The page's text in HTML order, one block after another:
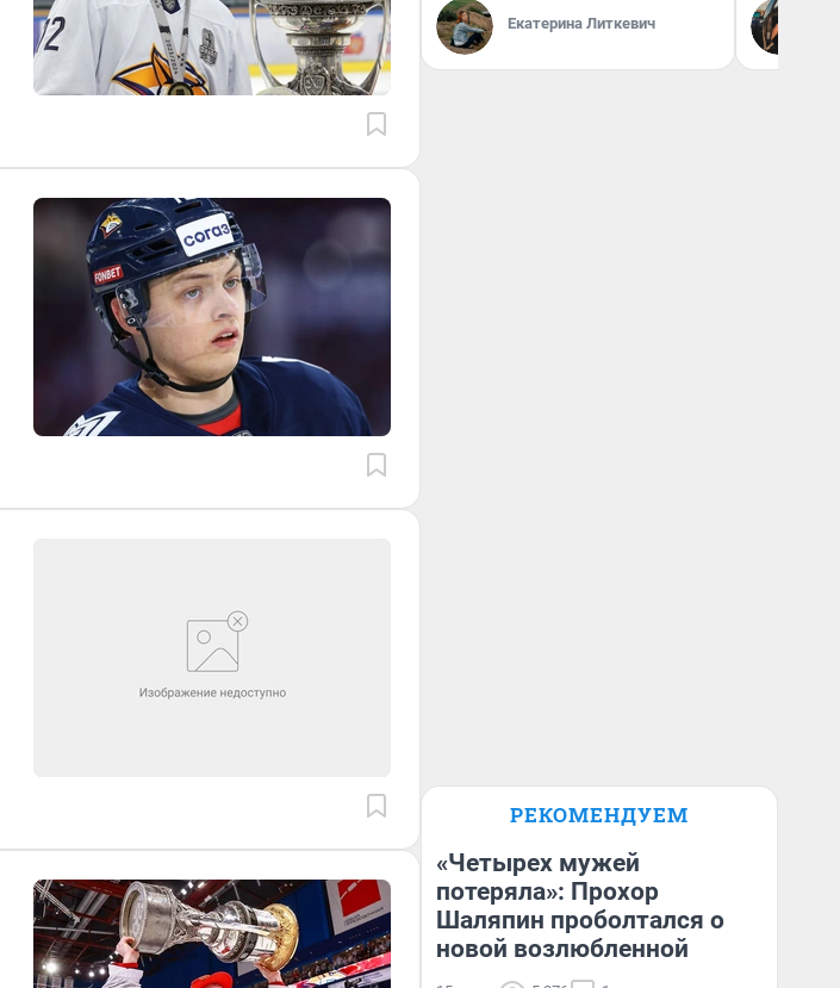
Екатерина Литкевич
РЕКОМЕНДУЕМ
«Четырех мужей
потеряла»: Прохор
Шаляпин проболтался о
новой возлюбленной